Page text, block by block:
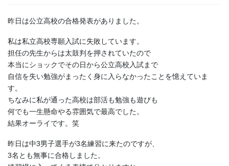
昨日は公立高校の合格発表がありました。
私は私立高校専願入試に失敗しています。
担任の先生からは太鼓判を押されていたので
本当にショックでその日から公立高校入試まで
自信を失い勉強がまったく身に入らなかったことを憶えていま
す。
ちなみに私が通った高校は部活も勉強も遊びも
何でも一生懸命やる雰囲気で最高でした。
結果オーライです。笑
昨日は中3男子選手が3名練習に来たのですが、
3名とも無事に合格しました。